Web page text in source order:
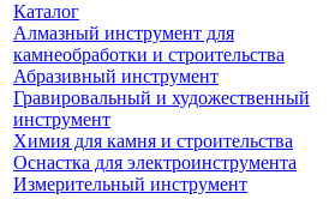
Каталог
Алмазный инструмент для
камнеобработки и строительства
Абразивный инструмент
Гравировальный и художественный
инструмент
Химия для камня и строительства
Оснастка для электроинструмента
Измерительный инструмент